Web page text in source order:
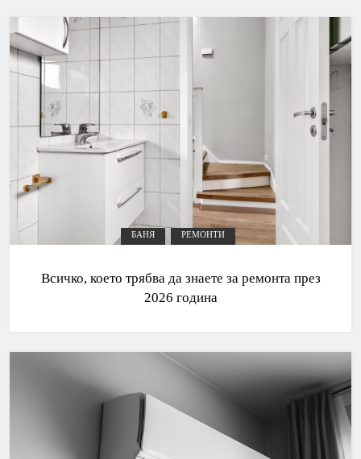
БАНЯ РЕМОНТИ
Всичко, което трябва да знаете за ремонта през
2026 година